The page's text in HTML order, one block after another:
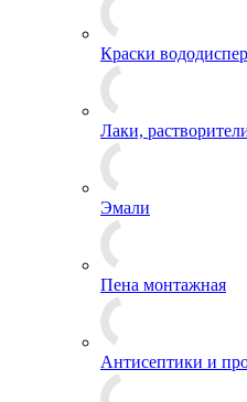
Краски
Лаки,
Эмали
Пена монтажная
Антисептики и